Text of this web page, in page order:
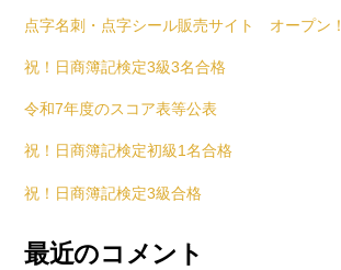
点字名刺・点字シール販売サイト オープン！
祝！日商簿記検定3級3名合格
令和7年度のスコア表等公表
祝！日商簿記検定初級1名合格
祝！日商簿記検定3級合格
最近のコメント